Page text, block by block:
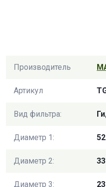
Производитель
Артикул
Вид фильтра:
Диаметр 1:
Диаметр 2:
Диаметр 3: